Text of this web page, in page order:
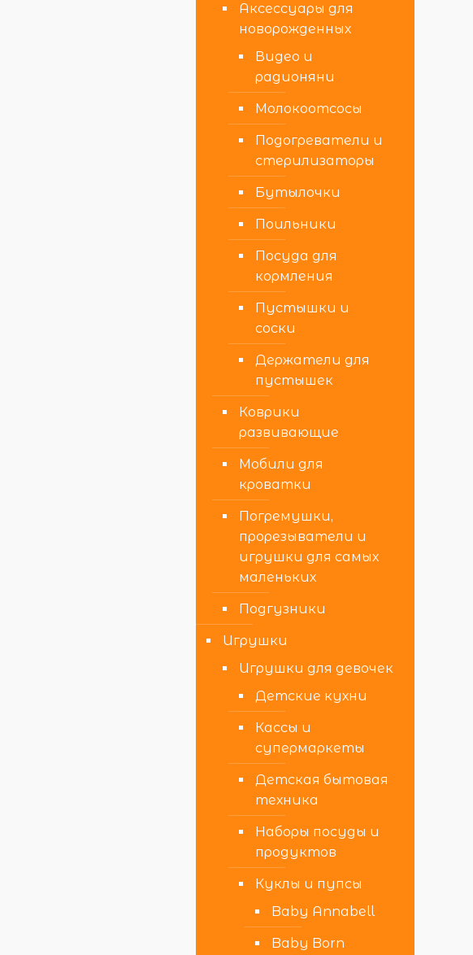
Аксессуары для
новорожденных
Видео и
радионяни
Молокоотсосы
Подогреватели и
стерилизаторы
Бутылочки
Поильники
Посуда для
кормления
Пустышки и
соски
Держатели для
пустышек
Коврики
развивающие
Мобили для
кроватки
Погремушки,
прорезыватели и
игрушки для самых
маленьких
Подгузники
Игрушки
Игрушки для девочек
Детские кухни
Кассы и
супермаркеты
Детская бытовая
техника
Наборы посуды и
продуктов
Куклы и пупсы
Baby Annabell
Baby Born